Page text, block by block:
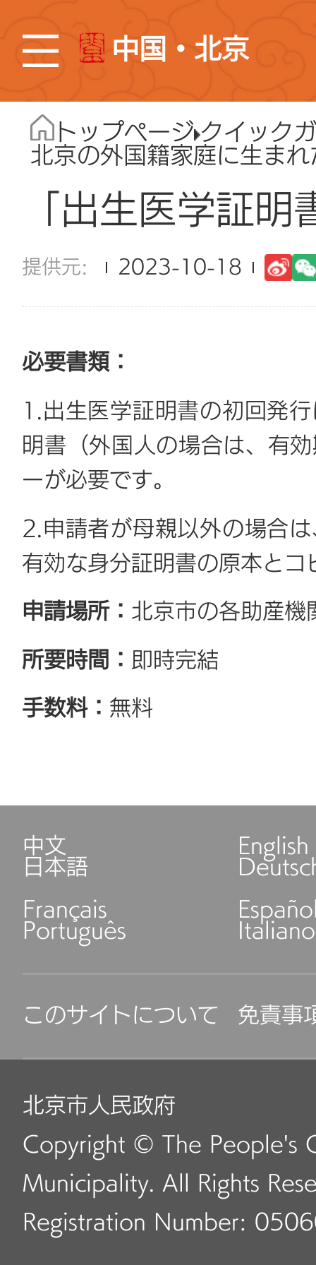
中国・北京
トップページ クイック
北京の外国籍家庭に生ま
「出生医学証
2023-10-18
必要書類：
1.出生医学証明書の初回発
明書（外国人の場合は、有
ーが必要です。
2.申請者が母親以外の場合
有効な身分証明書の原本と
申請場所： 北京市の各助産
所要時間： 即時完結
手数料： 無料
中文 English
日本語
Français
Português Italiano
このサイトについて 免責事
北京市人民政府
Copyright © The People's
Municipality. All Rights
Registration Number: